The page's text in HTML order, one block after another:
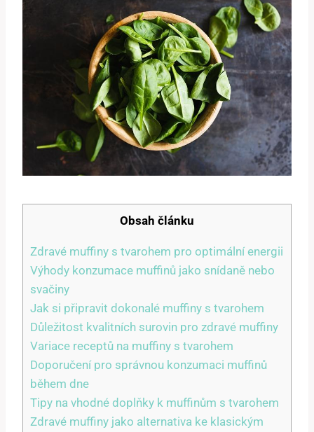
Obsah článku
Zdravé muffiny s tvarohem pro optimální energii
Výhody konzumace muffinů jako snídaně nebo
svačiny
Jak si připravit dokonalé muffiny s tvarohem
Důležitost kvalitních surovin pro zdravé muffiny
Variace receptů na muffiny s tvarohem
Doporučení pro správnou konzumaci muffinů
během dne
Tipy na vhodné doplňky k muffinům s tvarohem
Zdravé muffiny jako alternativa ke klasickým